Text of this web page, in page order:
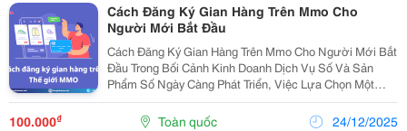
Cách Đăng Ký Gian Hàng Trên Mmo Cho
Người Mới Bắt Đầu
Cách Đăng Ký Gian Hàng Trên Mmo Cho Người Mới Bắt
Đầu Trong Bối Cảnh Kinh Doanh Dịch Vụ Số Và Sản
Phẩm Số Ngày Càng Phát Triển, Việc Lựa Chọn Một
Nền Tảng Phí Thấp &Ndash; Dễ Duyệt &Ndash; Ít Rào
Cản Là Yếu Tố Sống Còn Với Người Mới. Thay Vì Phụ...
100.000₫ Toàn quốc 24/12/2025